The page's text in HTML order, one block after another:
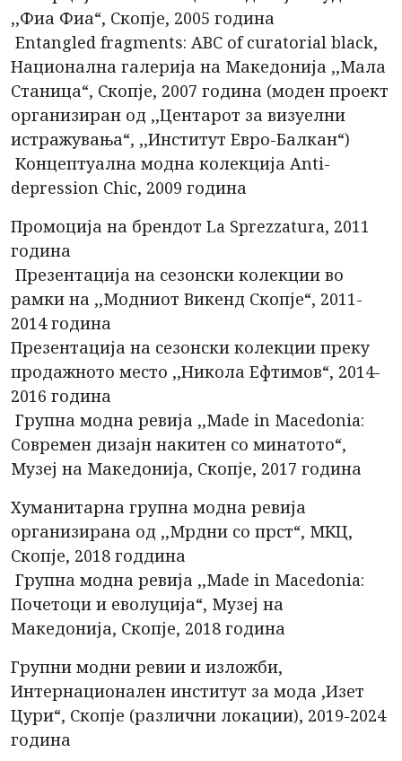
,,Фиа Фиа“, Скопје, 2005 година
Entangled fragments: ABC of curatorial black,
Национална галерија на Македонија ,,Мала
Станица“, Скопје, 2007 година (моден проект
организиран од ,,Центарот за визуелни
истражувања“, ,,Институт Евро-Балкан“)
Концептуална модна колекција Anti-
depression Chic, 2009 година
Промоција на брендот La Sprezzatura, 2011
година
Презентација на сезонски колекции во
рамки на ,,Модниот Викенд Скопје“, 2011-
2014 година
Презентација на сезонски колекции преку
продажното место ,,Никола Ефтимов“, 2014-
2016 година
Групна модна ревија ,,Made in Macedonia:
Современ дизајн накитен со минатото“,
Музеј на Македонија, Скопје, 2017 година
Хуманитарна групна модна ревија
организирана од ,,Мрдни со прст“, МКЦ,
Скопје, 2018 годдина
Групна модна ревија ,,Made in Macedonia:
Почетоци и еволуција“, Музеј на
Македонија, Скопје, 2018 година
Групни модни ревии и изложби,
Интернационален институт за мода ,Изет
Цури“, Скопје (различни локации), 2019-2024
година